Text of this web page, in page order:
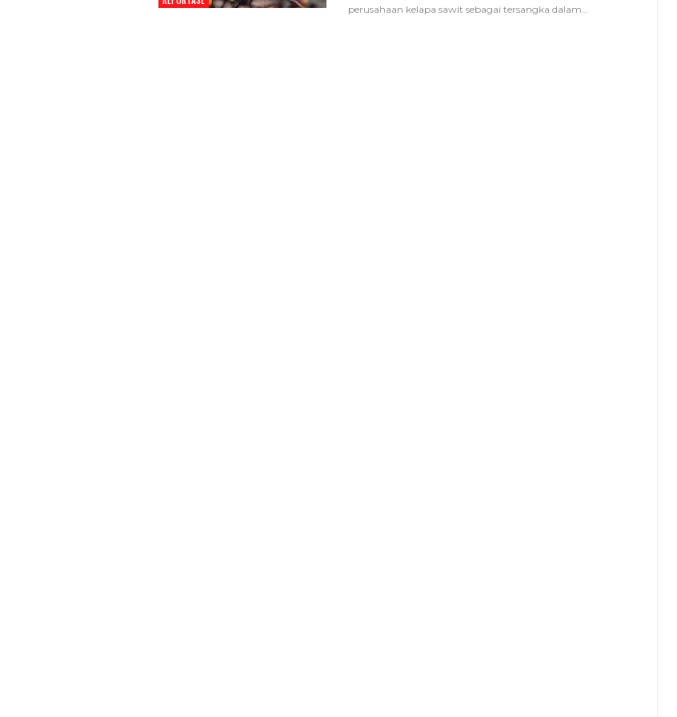
perusahaan kelapa sawit sebagai tersangka dalam